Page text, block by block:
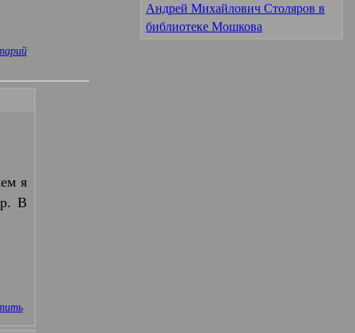
я
В
Андрей Михайлович Столяров в
библиотеке Мошкова